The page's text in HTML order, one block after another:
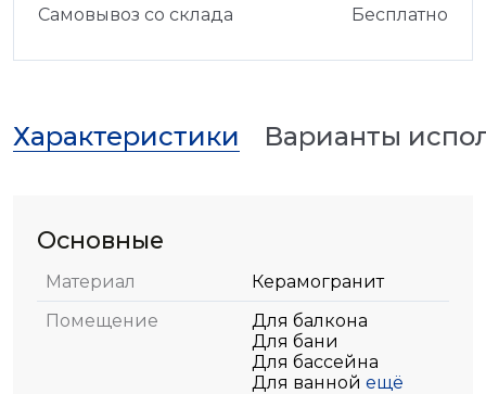
Самовывоз со склада
Бесплатно
Характеристики Варианты
Основные
Материал
Керамогранит
Помещение
Для балкона
Для бани
Для бассейна
Для ванной ещё